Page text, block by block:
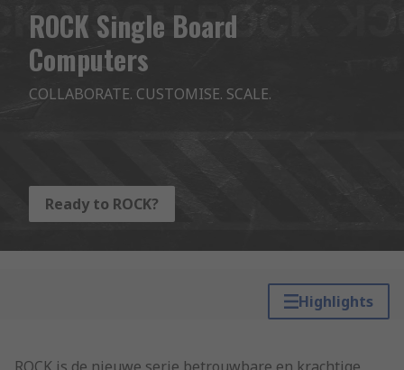
ROCK Single Board
Computers
COLLABORATE. CUSTOMISE. SCALE.
Ready to ROCK?
Highlights